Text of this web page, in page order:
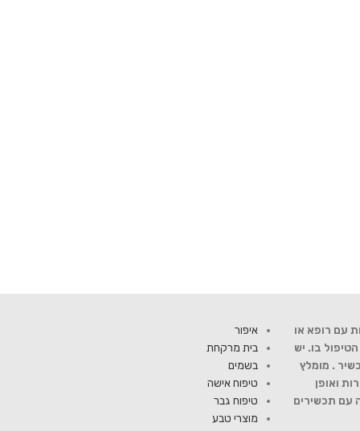
איפור
בית מרקחת
בשמים
טיפוח אישה
טיפוח גבר
מוצרי טבע
עם רופא או
בו. יש
. מומלץ
ואופן
עם תכשירים